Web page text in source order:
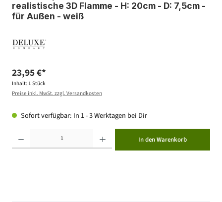
realistische 3D Flamme - H: 20cm - D: 7,5cm -
für Außen - weiß
23,95 €*
Inhalt: 1 Stück
Preise inkl. MwSt. zzgl. Versandkosten
Sofort verfügbar: In 1 - 3 Werktagen bei Dir
In den Warenkorb